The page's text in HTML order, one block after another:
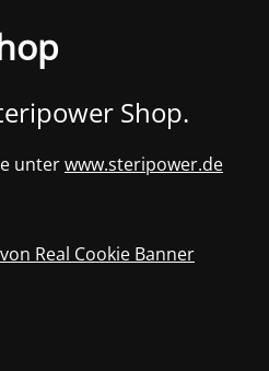
Shop.
unterwww.steripower.de
Real Cookie Banner